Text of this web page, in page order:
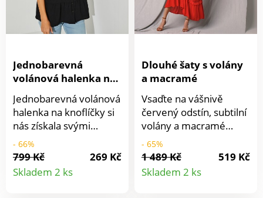
pračce.
Jednobarevná
volánová halenka na
knoflíčky
Jednobarevná volánová
halenka na knoflíčky si
nás získala svými
krajkovými detaily!
Uvolněný výstřih do "V"
pro svůdný dekolt.
Vpředu na knoflíčky.
- 66%
799 Kč
269 Kč
Skladem 2 ks
Detail
Dlouhé šaty s volány
a macramé
Vsaďte na vášnivě
červený odstín, subtilní
volány a macramé
zakončení v podobě
dlouhých šatů! Náš
srdcový tip pro tuto
sezónu. Dlouhé
- 65%
1 489 Kč
519 Kč
Skladem 2 ks
Detail